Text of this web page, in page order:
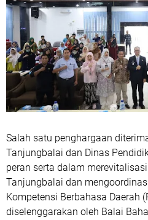
Salah satu penghargaan
Tanjungbalai dan Dinas
peran serta dalam
Tanjungbalai dan
Kompetensi Berbahasa Daerah
diselenggarakan oleh Balai